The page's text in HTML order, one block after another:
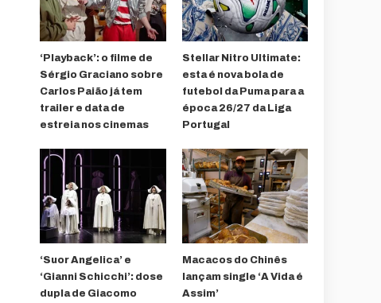
‘Playback’: o filme de
Sérgio Graciano sobre
Carlos Paião já tem
trailer e data de
estreia nos cinemas
Stellar Nitro Ultimate:
esta é nova bola de
futebol da Puma para a
época 26/27 da Liga
Portugal
‘Suor Angelica’ e
‘Gianni Schicchi’: dose
dupla de Giacomo
Macacos do Chinês
lançam single ‘A Vida é
Assim’